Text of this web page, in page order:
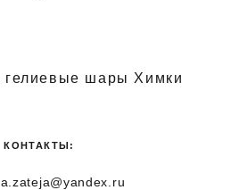
гелиевые шары Химки
КОНТАКТЫ: